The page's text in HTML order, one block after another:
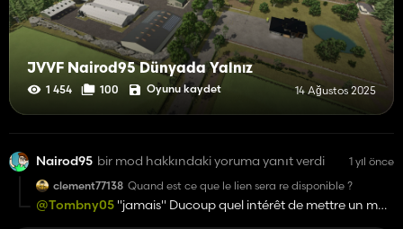
JVVF Nairod95 Dünyada Yalnız
1 454 100 Oyunu kaydet 14 Ağustos 2025
Nairod95 bir mod hakkındaki yoruma yanıt verdi
1 yıl önce
clement77138 Quand est ce que le lien sera re disponible ?
@Tombny05 "jamais" Ducoup quel intérêt de mettre un mod